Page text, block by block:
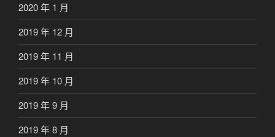
2020 年 1 月
2019 年 12 月
2019 年 11 月
2019 年 10 月
2019 年 9 月
2019 年 8 月